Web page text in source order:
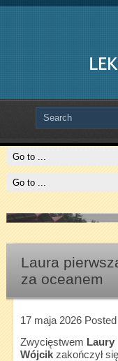
Slide # 2
Czytaj więcej
Laura
za oceanem
17 maja 2026Posted
Zwycięstwem Laury
Wójcikzakończył się